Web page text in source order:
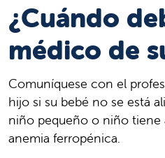
¿Cuándo
médico de
Comuníquese con el
hijo si su bebé no se está
niño pequeño o niño tiene
anemia ferropénica.